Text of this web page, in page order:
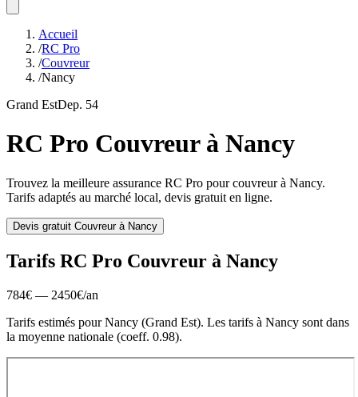
Accueil
/RC Pro
/Couvreur
/Nancy
Grand EstDep. 54
RC Pro Couvreurà Nancy
Trouvez la meilleure assurance RC Pro pourcouvreurà Nancy.
Tarifs adaptés au marché local, devis gratuit en ligne.
Devis gratuit Couvreurà Nancy
Tarifs RC Pro Couvreur à Nancy
784€ — 2450€/an
Tarifs estimés pourNancy (Grand Est). Les tarifs à Nancy sont dans
la moyenne nationale (coeff. 0.98).